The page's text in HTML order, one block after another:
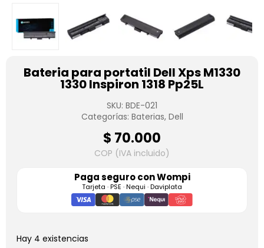
Bateria para portatil Dell Xps M1330
1330 Inspiron 1318 Pp25L
SKU: BDE-021
Categorías: Baterias, Dell
$ 70.000
COP (IVA incluido)
Paga seguro conWompi
Tarjeta · PSE · Nequi · Daviplata
Hay 4 existencias